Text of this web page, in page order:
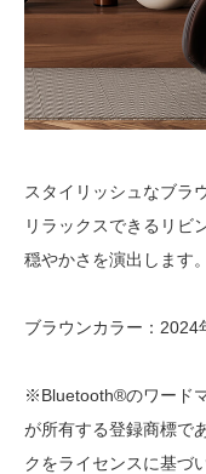
スタイリッシュなブラ
リラックスできるリビ
穏やかさを演出します。
ブラウンカラー：2024
※Bluetooth®のワード
が所有する登録商標で
クをライセンスに基づ